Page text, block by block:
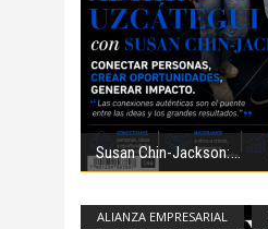
Susan Chin-Jackson:
ALIANZA EMPRESARIAL